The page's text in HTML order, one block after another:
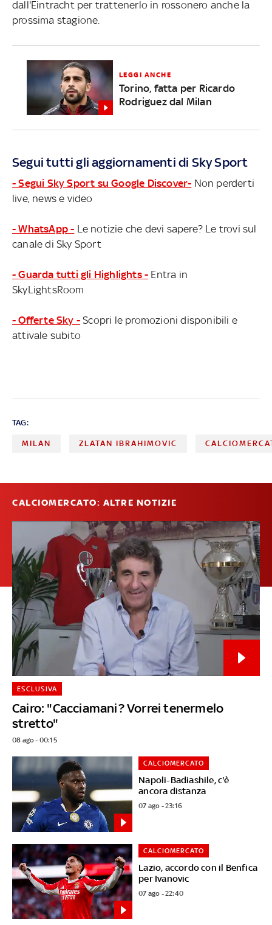
dall'Eintracht per trattenerlo in rossonero anche la
prossima stagione.
LEGGI ANCHE
Torino, fatta per Ricardo
Rodriguez dal Milan
Segui tutti gli aggiornamenti di Sky Sport
- Segui Sky Sport su Google Discover- Non perderti
live, news e video
- WhatsApp - Le notizie che devi sapere? Le trovi sul
canale di Sky Sport
- Guarda tutti gli Highlights - Entra in
SkyLightsRoom
- Offerte Sky - Scopri le promozioni disponibili e
attivale subito
TAG:
MILAN ZLATAN IBRAHIMOVIC
CALCIOMERCATO: ALTRE NOTIZIE
Cairo: "Cacciamani? Vorrei tenermelo
stretto"
ESCLUSIVA
08 ago - 00:15
Napoli-Badiashile, c'è
ancora distanza
CALCIOMERCATO
07 ago - 23:16
Lazio, accordo con il Benfica
per Ivanovic
CALCIOMERCATO
07 ago - 22:40